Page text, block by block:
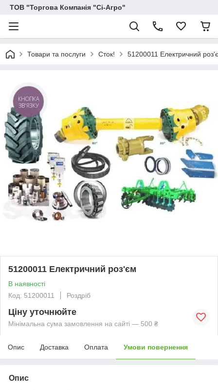
ТОВ "Торгова Компанія "Сі-Агро"
Товари та послуги Сток! 51200011 Електричний
51200011 Електричний роз'єм
В наявності
Код: 51200011
Роздріб
Ціну уточнюйте
Мінімальна сума замовлення на сайті — 500 ₴
Опис Доставка Оплата Умови повернення
Опис
КНОПКА
ЗВ'ЯЗКУ